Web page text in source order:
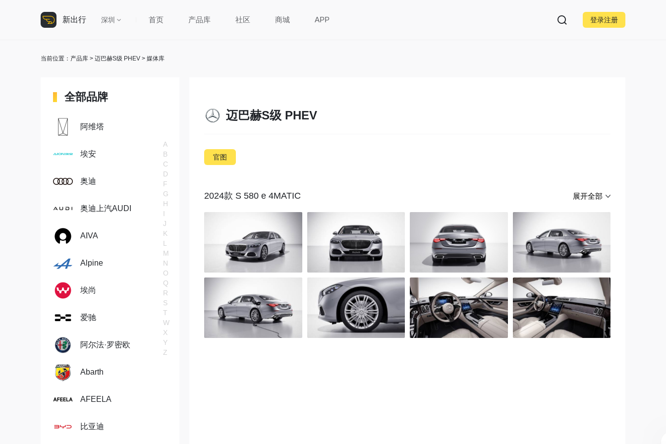
新出行 深圳 首页 产品库 社区 商城 APP 登录注册
当前位置： 产品库 > 迈巴赫S级 PHEV > 媒体库
全部品牌
A
B
C
D
F
G
H
I
J
K
L
M
N
O
Q
R
S
T
W
X
Y
Z
阿维塔
埃安
奥迪
奥迪上汽AUDI
AIVA
Alpine
埃尚
爱驰
阿尔法·罗密欧
Abarth
AFEELA
比亚迪
迈巴赫S级 PHEV
官图
2024款 S 580 e 4MATIC 展开全部